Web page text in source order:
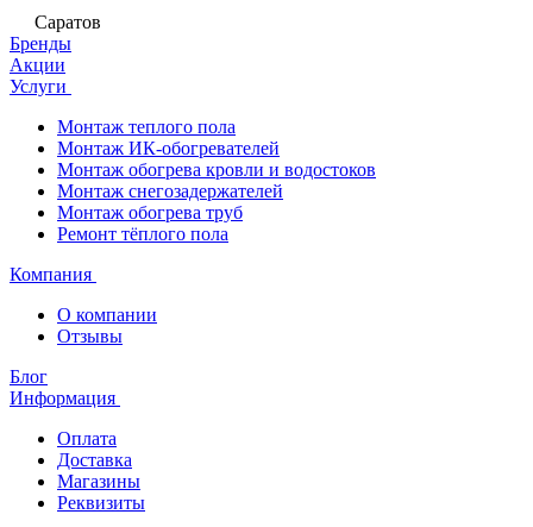
Саратов
Бренды
Акции
Услуги
Монтаж теплого пола
Монтаж ИК-обогревателей
Монтаж обогрева кровли и водостоков
Монтаж снегозадержателей
Монтаж обогрева труб
Ремонт тёплого пола
Компания
О компании
Отзывы
Блог
Информация
Оплата
Доставка
Магазины
Реквизиты